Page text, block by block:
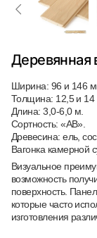
Ширина: 96 и 146
Толщина: 12,5 и
Длина: 3,0-6,0 м.
Сортность: «АВ».
Древесина: ель,
Вагонка камерной
Визуальное
возможность
поверхность.
которые часто
изготовления